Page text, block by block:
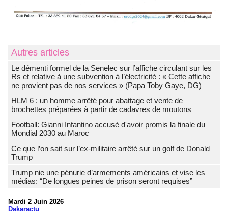
Autres articles
Le démenti formel de la Senelec sur l’affiche circulant sur les
Rs et relative à une subvention à l’électricité : « Cette affiche
ne provient pas de nos services » (Papa Toby Gaye, DG)
HLM 6 : un homme arrêté pour abattage et vente de
brochettes préparées à partir de cadavres de moutons
Football: Gianni Infantino accusé d'avoir promis la finale du
Mondial 2030 au Maroc
Ce que l’on sait sur l’ex-militaire arrêté sur un golf de Donald
Trump
Trump nie une pénurie d’armements américains et vise les
médias: “De longues peines de prison seront requises”
Mardi 2 Juin 2026
Dakaractu